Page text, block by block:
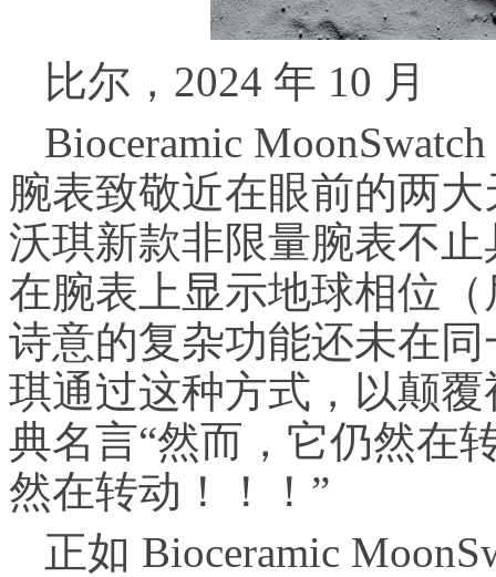
比尔，2024 年 10 月
Bioceramic
腕表致敬近在眼前的两
沃琪新款非限量腕表不
在腕表上显示地球相位
诗意的复杂功能还未在
琪通过这种方式，以颠
典名言“然而，它仍然在
然在转动！！！”
正如 Bioceramic